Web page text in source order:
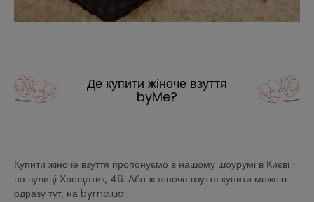
Де купити жіноче взуття
byMe?
Купити жіноче взуття пропонуємо в нашому шоурумі в Києві –
на вулиці Хрещатик, 46. Або ж жіноче взуття купити можеш
одразу тут, на byme.ua.